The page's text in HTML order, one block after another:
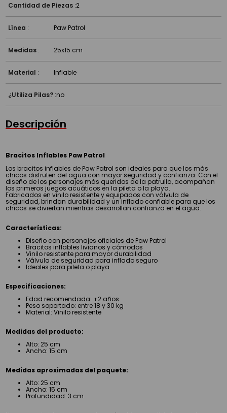
Cantidad de Piezas :2
Línea : Paw Patrol
Medidas : 25x15 cm
Material : Inflable
¿Utiliza Pilas? :no
Descripción
Bracitos Inflables Paw Patrol
Los bracitos inflables de Paw Patrol son ideales para que los más
chicos disfruten del agua con mayor seguridad y confianza. Con el
diseño de los personajes más queridos de la patrulla, acompañan
los primeros juegos acuáticos en la pileta o la playa.
Fabricados en vinilo resistente y equipados con válvula de
seguridad, brindan durabilidad y un inflado confiable para que los
chicos se diviertan mientras desarrollan confianza en el agua.
Características:
Diseño con personajes oficiales de Paw Patrol
Bracitos inflables livianos y cómodos
Vinilo resistente para mayor durabilidad
Válvula de seguridad para inflado seguro
Ideales para pileta o playa
Especificaciones:
Edad recomendada: +2 años
Peso soportado: entre 18 y 30 kg
Material: Vinilo resistente
Medidas del producto:
Alto: 25 cm
Ancho: 15 cm
Medidas aproximadas del paquete:
Alto: 25 cm
Ancho: 15 cm
Profundidad: 3 cm